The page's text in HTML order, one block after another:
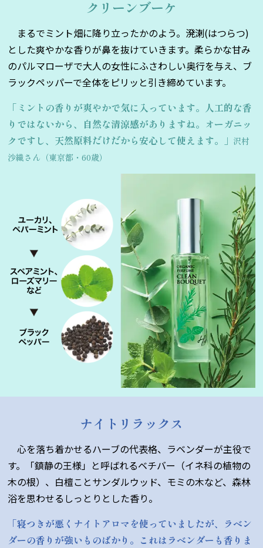
クリーンブーケ
まるでミント畑に降り立ったかのよう。溌溂(はつらつ)
とした爽やかな香りが鼻を抜けていきます。柔らかな甘み
のパルマローザで大人の女性にふさわしい奥行を与え、ブ
ラックペッパーで全体をピリッと引き締めています。
「ミントの香りが爽やかで気に入っています。人工的な香
りではないから、自然な清涼感がありますね。オーガニッ
クですし、天然原料だけだから安心して使えます。」 沢村
沙織さん（東京都・60歳）
ナイトリラックス
心を落ち着かせるハーブの代表格、ラベンダーが主役で
す。「鎮静の王様」と呼ばれるベチバー（イネ科の植物の
木の根）、白檀ことサンダルウッド、モミの木など、森林
浴を思わせるしっとりとした香り。
「寝つきが悪くナイトアロマを使っていましたが、ラベン
ダーの香りが強いものばかり。これはラベンダーも香りま